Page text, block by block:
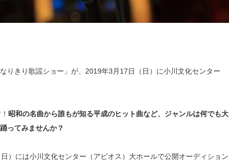
りきり歌謡ショー」が、2019年3月17日（日）に小川文化センター
昭和の名曲から誰もが知る平成のヒット曲など、ジャンルは何でも大
ってみませんか？
）には小川文化センター（アピオス）大ホールで公開オーディション